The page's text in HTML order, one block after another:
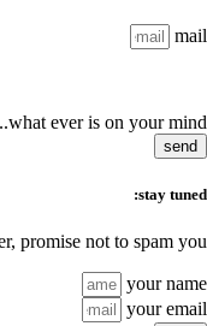
mail
what ever is on your mind...
send
stay tuned:
promise not to spam you :)
your name
your email